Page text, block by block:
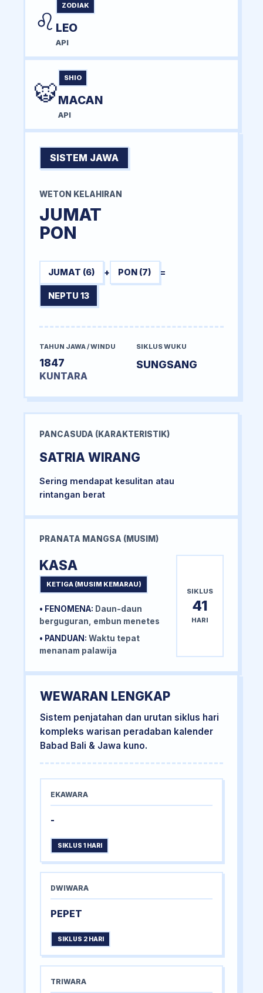
♌
ZODIAK
LEO
API
🐯
SHIO
MACAN
API
SISTEM JAWA
WETON KELAHIRAN
JUMAT
PON
JUMAT (6) + PON (7) =
NEPTU 13
TAHUN JAWA / WINDU
1847
KUNTARA
SIKLUS WUKU
SUNGSANG
PANCASUDA (KARAKTERISTIK)
SATRIA WIRANG
Sering mendapat kesulitan atau
rintangan berat
PRANATA MANGSA (MUSIM)
KASA
KETIGA (MUSIM KEMARAU)
• FENOMENA: Daun-daun
berguguran, embun menetes
• PANDUAN: Waktu tepat
menanam palawija
SIKLUS
41
HARI
WEWARAN LENGKAP
Sistem penjatahan dan urutan siklus hari
kompleks warisan peradaban kalender
Babad Bali & Jawa kuno.
EKAWARA
-
SIKLUS 1 HARI
DWIWARA
PEPET
SIKLUS 2 HARI
TRIWARA